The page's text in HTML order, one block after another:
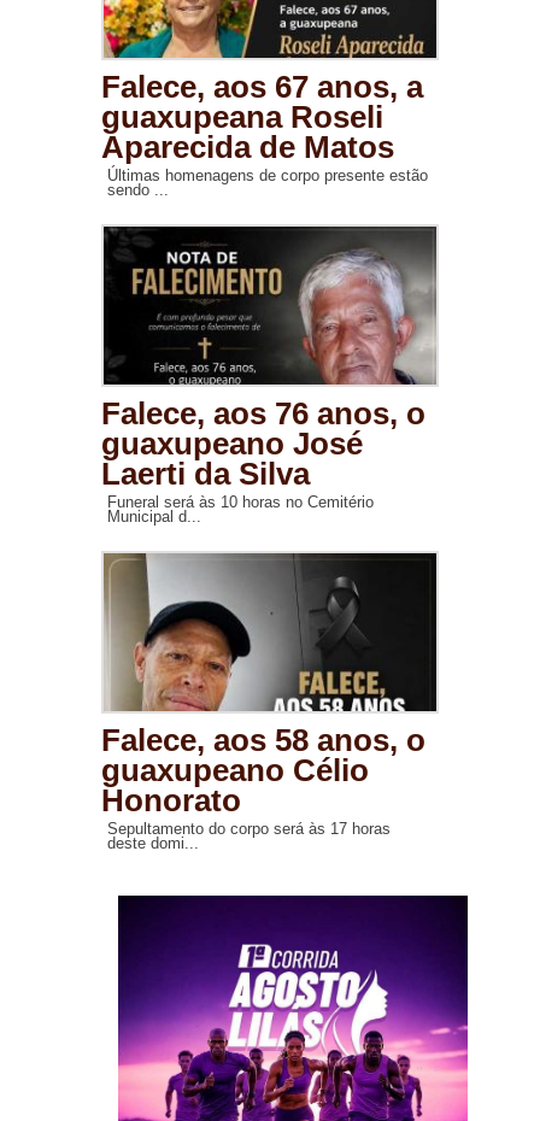
Falece, aos 67 anos, a
guaxupeana Roseli
Aparecida de Matos
Últimas homenagens de corpo presente estão
sendo ...
Falece, aos 76 anos, o
guaxupeano José
Laerti da Silva
Funeral será às 10 horas no Cemitério
Municipal d...
Falece, aos 58 anos, o
guaxupeano Célio
Honorato
Sepultamento do corpo será às 17 horas
deste domi...